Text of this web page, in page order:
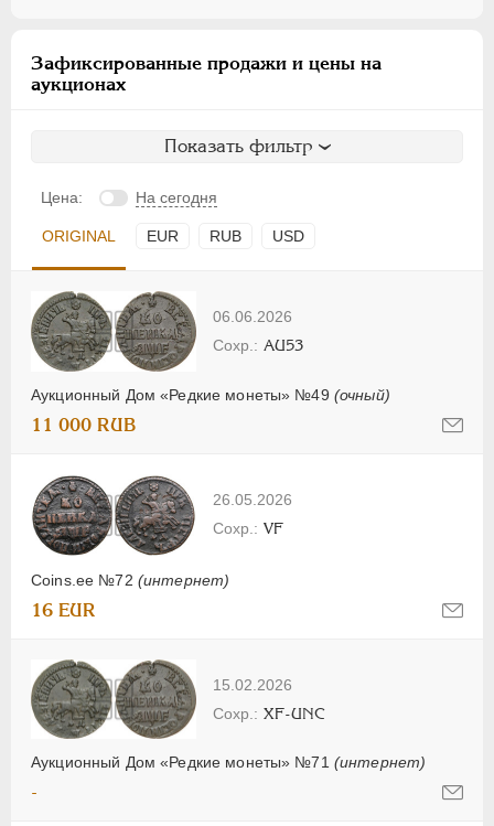
Зафиксированные продажи и цены на
аукционах
Показать фильтр
Цена: На сегодня
ORIGINAL EUR RUB USD
06.06.2026
Аукционный Дом «Редкие монеты» №49 (очный)
AU53
11 000 RUB
26.05.2026
Coins.ee №72 (интернет)
VF
16 EUR
15.02.2026
Аукционный Дом «Редкие монеты» №71 (интернет)
XF-UNC
-